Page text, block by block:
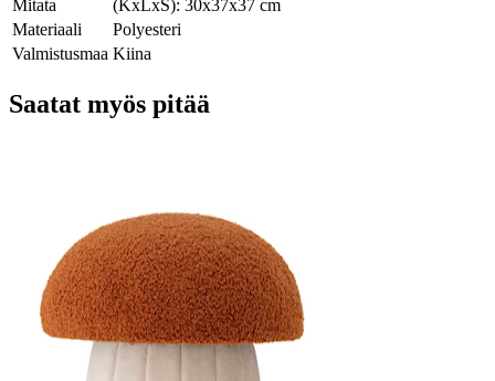
Mitata
(KxLxS): 30x37x37 cm
Materiaali
Polyesteri
Valmistusmaa Kiina
Saatat myös pitää